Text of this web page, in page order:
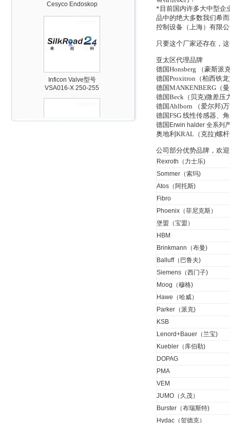
VSA016-X 250-255
*目前国内许多大中型企
品中的绝大多数我们希
控制设备（上海）有限
只要这个厂家还存在，
亚太区代理品牌
德国Honsberg （豪斯派
德国Proxitron（柏西铁
德国MANKENBERG（
德国Beck（贝克)微差压
德国Ahlborn （爱尔邦)
德国FSG 线性传感器、
德国 Erwin halder 全系列
奥地利KRAL（克拉)螺
公司部分优势品牌，欢
Rexroth（力士乐)
Sommer（索玛)
Atos（阿托斯)
Fibro
Phoenix（菲尼克斯）
堡盟（宝盟）
HBM
Brinkmann（布曼)
Balluff（巴鲁夫)
Siemens（西门子)
Moog（穆格)
Hawe（哈威）
Parker（派克)
KSB
Lenord+Bauer（兰宝)
Kuebler（库伯勒)
DOPAG
PMA
VEM
JUMO（久茂）
Burster（布瑞斯特)
Hydac（贺德克）